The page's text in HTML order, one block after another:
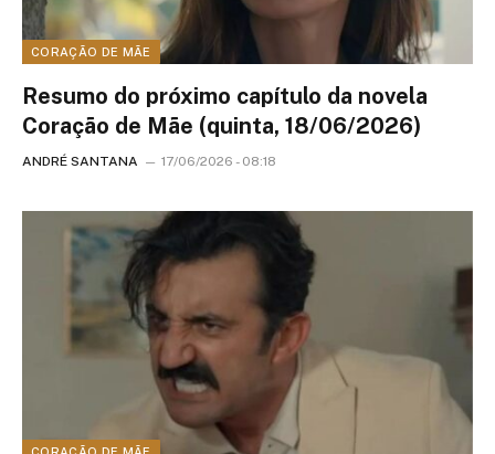
CORAÇÃO DE MÃE
Resumo do próximo capítulo da novela
Coração de Mãe (quinta, 18/06/2026)
ANDRÉ SANTANA 17/06/2026 - 08:18